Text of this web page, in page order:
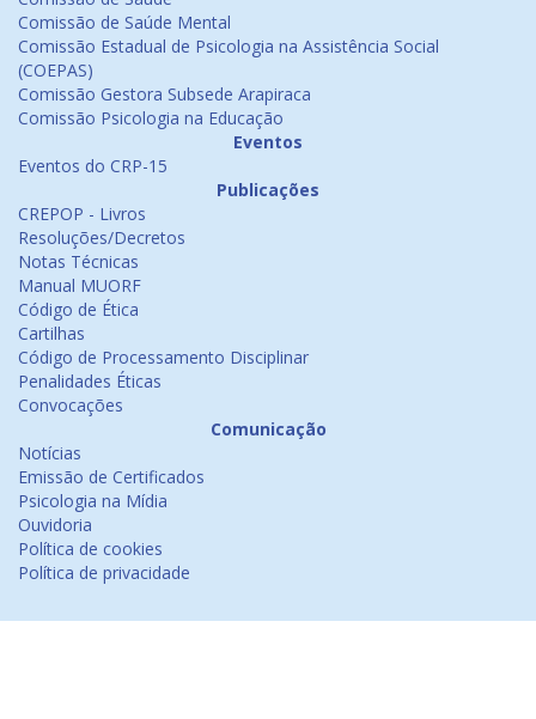
Comissão de Saúde Mental
Comissão Estadual de Psicologia na Assistência Social
(COEPAS)
Comissão Gestora Subsede Arapiraca
Comissão Psicologia na Educação
Eventos
Eventos do CRP-15
Publicações
CREPOP - Livros
Resoluções/Decretos
Notas Técnicas
Manual MUORF
Código de Ética
Cartilhas
Código de Processamento Disciplinar
Penalidades Éticas
Convocações
Comunicação
Notícias
Emissão de Certificados
Psicologia na Mídia
Ouvidoria
Política de cookies
Política de privacidade